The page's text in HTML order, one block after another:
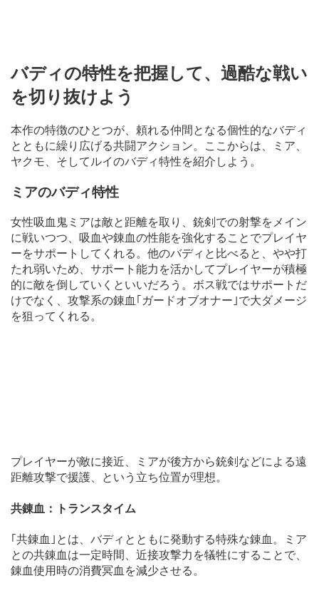
バディの特性を把握して、過酷な戦い
を切り抜けよう
本作の特徴のひとつが、頼れる仲間となる個性的なバディ
とともに繰り広げる共闘アクション。ここからは、ミア、
ヤクモ、そしてルイのバディ特性を紹介しよう。
ミアのバディ特性
女性吸血鬼ミアは敵と距離を取り、銃剣での射撃をメイン
に戦いつつ、吸血や錬血の性能を強化することでプレイヤ
ーをサポートしてくれる。他のバディと比べると、やや打
たれ弱いため、サポート能力を活かしてプレイヤーが積極
的に敵を倒していくといいだろう。ボス戦ではサポートだ
けでなく、攻撃系の錬血｢ガードオブオナー｣で大ダメージ
を狙ってくれる。
プレイヤーが敵に接近、ミアが後方から銃剣などによる遠
距離攻撃で援護、という立ち位置が理想。
共錬血：トランスタイム
｢共錬血｣とは、バディとともに発動する特殊な錬血。ミア
との共錬血は一定時間、近接攻撃力を犠牲にすることで、
錬血使用時の消費冥血を減少させる。